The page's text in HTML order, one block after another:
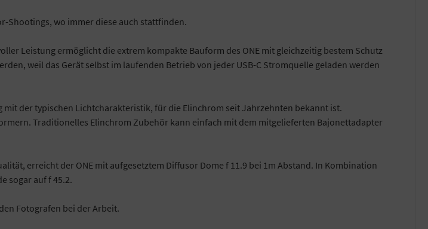
Shootings, wo immer diese auch stattfinden.
Leistung ermöglicht die extrem kompakte Bauform des ONE mit gleichzeitig bestem Schutz
weil das Gerät selbst im laufenden Betrieb von jeder USB-C Stromquelle geladen werden
der typischen Lichtcharakteristik, für die Elinchrom seit Jahrzehnten bekannt ist.
Traditionelles Elinchrom Zubehör kann einfach mit dem mitgelieferten Bajonettadapter
erreicht der ONE mit aufgesetztem Diffusor Dome f 11.9 bei 1m Abstand. In Kombination
sogar auf f 45.2.
Fotografen bei der Arbeit.